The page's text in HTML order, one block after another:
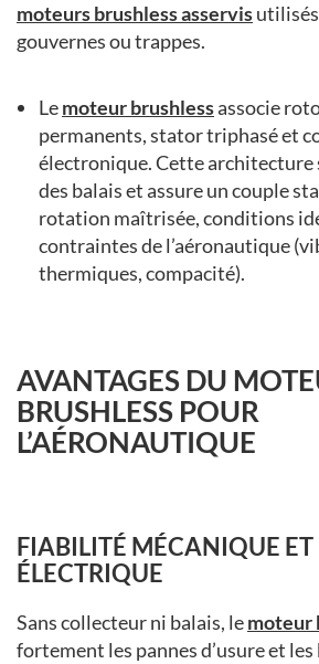
moteurs brushlessasservis
gouvernes ou trappes.
Lemoteur brushlessassocie
permanents, stator triphasé et
électronique. Cette architecture
des balais et assure un couple
rotation maîtrisée, conditions
contraintes de l’aéronautique
thermiques, compacité).
AVANTAGES DU
BRUSHLESS POUR
L’AÉRONAUTIQUE
FIABILITÉ MÉCANIQUE ET
ÉLECTRIQUE
Sans collecteur ni balais, lemoteur
fortement les pannes d’usure et les